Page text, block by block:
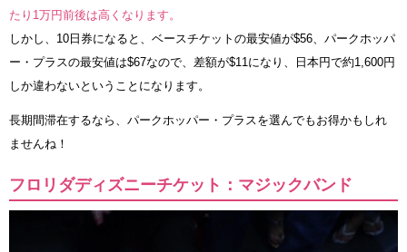
たり1万円前後は高くなります。
しかし、10日券になると、ベースチケットの最安値が$56、パークホッパ
ー・プラスの最安値は$67なので、差額が$11になり、日本円で約1,600円
しか違わないということになります。
長期間滞在するなら、パークホッパー・プラスを選んでもお得かもしれ
ませんね！
フロリダディズニーチケット：マジックバンド